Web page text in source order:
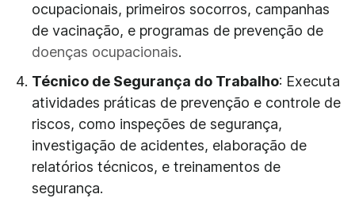
ocupacionais, primeiros socorros, campanhas
de vacinação, e programas de prevenção de
doenças ocupacionais.
Técnico de Segurança do Trabalho: Executa
atividades práticas de prevenção e controle de
riscos, como inspeções de segurança,
investigação de acidentes, elaboração de
relatórios técnicos, e treinamentos de
segurança.